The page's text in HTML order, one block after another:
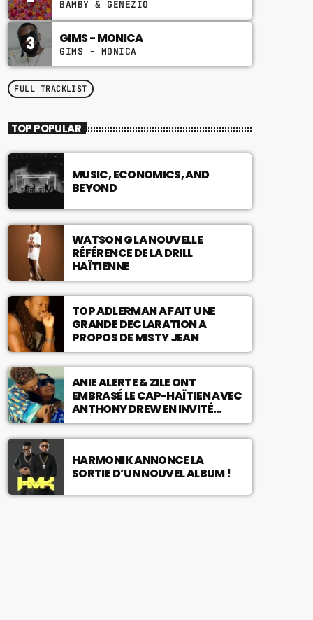
musicales pour bien commencer la
journée.
BAMBY & GENEZIO
3 GIMS - MONICA
GIMS - MONICA
FULL TRACKLIST
TOP POPULAR
MUSIC, ECONOMICS, AND
BEYOND
WATSON G LA NOUVELLE
RÉFÉRENCE DE LA DRILL
HAÏTIENNE
TOP ADLERMAN A FAIT UNE
GRANDE DECLARATION A
PROPOS DE MISTY JEAN
ANIE ALERTE & ZILE ONT
EMBRASÉ LE CAP-HAÏTIEN AVEC
ANTHONY DREW EN INVITÉ
SPÉCIAL !
HARMONIK ANNONCE LA
SORTIE D’UN NOUVEL ALBUM !